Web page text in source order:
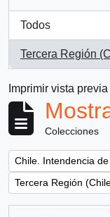
Todos
Tercera Región
, 1 resultados
Imprimir vista previa
Colecciones
Remove filter:
Chile. Intendencia
Remove filter:
Tercera Región